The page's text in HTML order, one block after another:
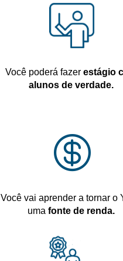
Você poderá fazer estágio
alunos de verdade.

Você vai aprender a tornar o
umafonte de renda.